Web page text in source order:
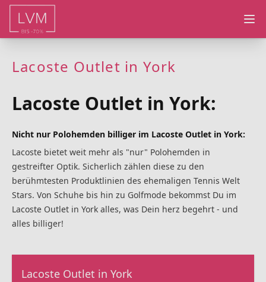
Lacoste Outlet in York
Lacoste Outlet in York:
Nicht nur Polohemden billiger im Lacoste Outlet in York:
Lacoste bietet weit mehr als "nur" Polohemden in
gestreifter Optik. Sicherlich zählen diese zu den
berühmtesten Produktlinien des ehemaligen Tennis Welt
Stars. Von Schuhe bis hin zu Golfmode bekommst Du im
Lacoste Outlet in York alles, was Dein herz begehrt - und
alles billiger!
Lacoste Outlet in York